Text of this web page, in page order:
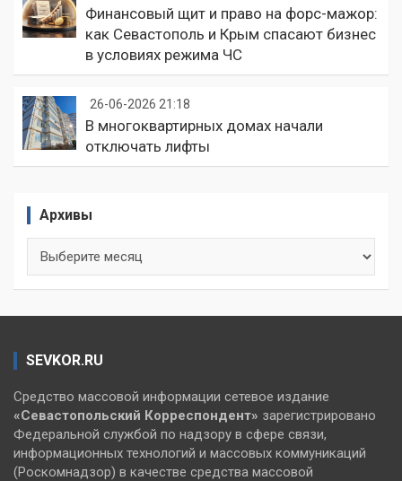
Финансовый щит и право на форс-мажор:
как Севастополь и Крым спасают бизнес
в условиях режима ЧС
26-06-2026 21:18
В многоквартирных домах начали
отключать лифты
Архивы
SEVKOR.RU
Средство массовой информации сетевое издание
«Севастопольский Корреспондент» зарегистрировано
Федеральной службой по надзору в сфере связи,
информационных технологий и массовых коммуникаций
(Роскомнадзор) в качестве средства массовой